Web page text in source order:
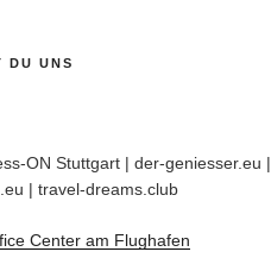
DU UNS
ON Stuttgart | der-geniesser.eu |
| travel-dreams.club
Center am Flughafen